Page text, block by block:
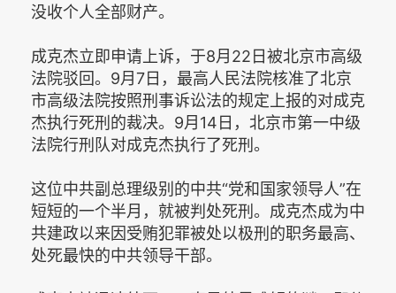
没收个人全部财产。
成克杰立即申请上诉，于8月22日被北京市高级
法院驳回。9月7日，最高人民法院核准了北京
市高级法院按照刑事诉讼法的规定上报的对成克
杰执行死刑的裁决。9月14日，北京市第一中级
法院行刑队对成克杰执行了死刑。
这位中共副总理级别的中共“党和国家领导人”在
短短的一个半月，就被判处死刑。成克杰成为中
共建政以来因受贿犯罪被处以极刑的职务最高、
处死最快的中共领导干部。